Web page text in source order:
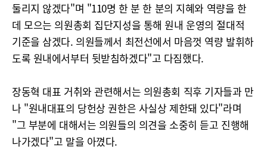
둘리지 않겠다"며 "110명 한 분 한 분의 지혜와 역량을 한
데 모으는 의원총회 집단지성을 통해 원내 운영의 절대적
기준을 삼겠다. 의원들께서 최전선에서 마음껏 역량 발휘하
도록 원내에서부터 뒷받침하겠다"고 다짐했다.
장동혁 대표 거취와 관련해서는 의원총회 직후 기자들과 만
나 "원내대표의 당헌상 권한은 사실상 제한돼 있다"라며
"그 부분에 대해서는 의원들의 의견을 소중히 듣고 진행해
나가겠다"고 말을 아꼈다.